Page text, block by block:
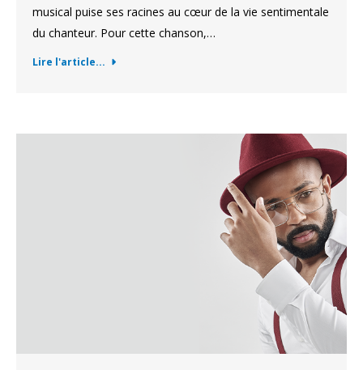
musical puise ses racines au cœur de la vie sentimentale
du chanteur. Pour cette chanson,…
Lire l'article...